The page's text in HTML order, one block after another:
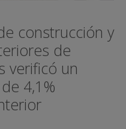
construcción y
de
verificó un
4,1%